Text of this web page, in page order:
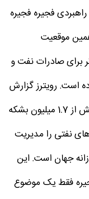
فجیره فجیره
همین موقعیت
برای صادرات نفت و
است. رویترز گزارش
داده که این بندر به‌طور میانگین بیش از 1.7 میلیون بشکه
نفتی را مدیریت
روزانه جهان است. این
فقط یک موضوع